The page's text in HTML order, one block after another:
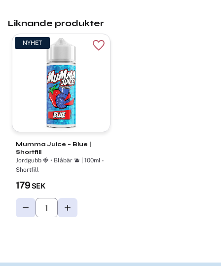
Liknande produkter
Mumma Juice – Blue |
Shortfill
Jordgubb 🍓 • Blåbär 🫐 | 100ml -
Shortfill
179 SEK
NYHET
Lägg till i favoriter